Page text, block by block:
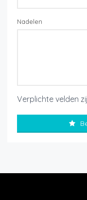
Nadelen
Verplichte velden